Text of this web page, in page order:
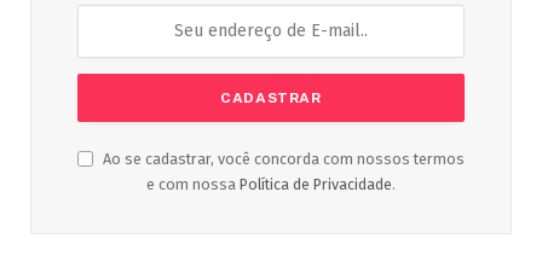
Ao se cadastrar, você concorda com nossos termos
e com nossa Política de Privacidade.